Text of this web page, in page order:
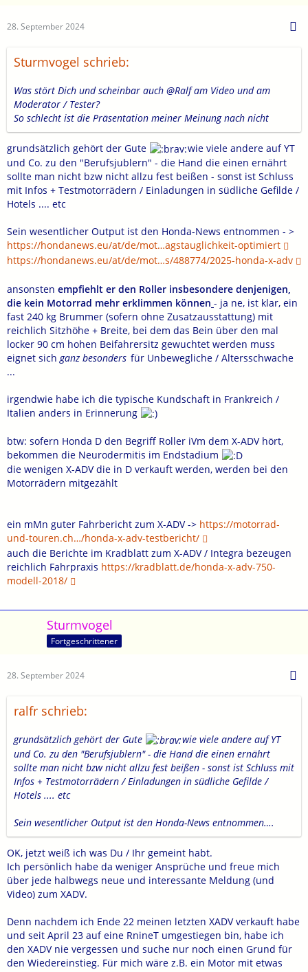
28. September 2024
Sturmvogel schrieb:
Was stört Dich und scheinbar auch @Ralf am Video und am
Moderator / Tester?
So schlecht ist die Präsentation meiner Meinung nach nicht
grundsätzlich gehört der Gute
wie viele andere auf YT
und Co. zu den "Berufsjublern" - die Hand die einen ernährt
sollte man nicht bzw nicht allzu fest beißen - sonst ist Schluss
mit Infos + Testmotorrädern / Einladungen in südliche Gefilde /
Hotels .... etc
Sein wesentlicher Output ist den Honda-News entnommen - >
https://hondanews.eu/at/de/mot…agstauglichkeit-optimiert
https://hondanews.eu/at/de/mot…s/488774/2025-honda-x-adv
ansonsten empfiehlt er den Roller insbesondere denjenigen,
die kein Motorrad mehr erklimmen können - ja ne, ist klar, ein
fast 240 kg Brummer (sofern ohne Zusatzausstattung) mit
reichlich Sitzhöhe + Breite, bei dem das Bein über den mal
locker 90 cm hohen Beifahrersitz gewuchtet werden muss
eignet sich ganz besonders für Unbewegliche / Altersschwache
...
irgendwie habe ich die typische Kundschaft in Frankreich /
Italien anders in Erinnerung
btw: sofern Honda D den Begriff Roller iVm dem X-ADV hört,
bekommen die Neurodermitis im Endstadium
die wenigen X-ADV die in D verkauft werden, werden bei den
Motorrädern mitgezählt
ein mMn guter Fahrbericht zum X-ADV -> https://motorrad-
und-touren.ch…/honda-x-adv-testbericht/
auch die Berichte im Kradblatt zum X-ADV / Integra bezeugen
reichlich Fahrpraxis https://kradblatt.de/honda-x-adv-750-
modell-2018/
Sturmvogel
Fortgeschrittener
28. September 2024
ralfr schrieb:
grundsätzlich gehört der Gute
wie viele andere auf YT
und Co. zu den "Berufsjublern" - die Hand die einen ernährt
sollte man nicht bzw nicht allzu fest beißen - sonst ist Schluss mit
Infos + Testmotorrädern / Einladungen in südliche Gefilde /
Hotels .... etc
Sein wesentlicher Output ist den Honda-News entnommen….
OK, jetzt weiß ich was Du / Ihr gemeint habt.
Ich persönlich habe da weniger Ansprüche und freue mich
über jede halbwegs neue und interessante Meldung (und
Video) zum XADV.
Denn nachdem ich Ende 22 meinen letzten XADV verkauft habe
und seit April 23 auf eine RnineT umgestiegen bin, habe ich
den XADV nie vergessen und suche nur noch einen Grund für
den Wiedereinstieg. Für mich wäre z.B. ein Motor mit etwas